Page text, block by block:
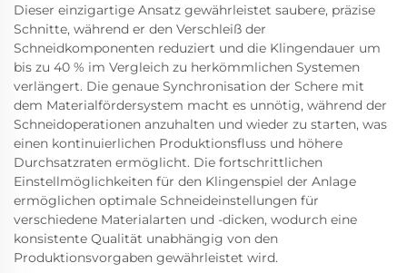
Dieser einzigartige Ansatz gewährleistet saubere, präzise
Schnitte, während er den Verschleiß der
Schneidkomponenten reduziert und die Klingendauer um
bis zu 40 % im Vergleich zu herkömmlichen Systemen
verlängert. Die genaue Synchronisation der Schere mit
dem Materialfördersystem macht es unnötig, während der
Schneidoperationen anzuhalten und wieder zu starten, was
einen kontinuierlichen Produktionsfluss und höhere
Durchsatzraten ermöglicht. Die fortschrittlichen
Einstellmöglichkeiten für den Klingenspiel der Anlage
ermöglichen optimale Schneideinstellungen für
verschiedene Materialarten und -dicken, wodurch eine
konsistente Qualität unabhängig von den
Produktionsvorgaben gewährleistet wird.